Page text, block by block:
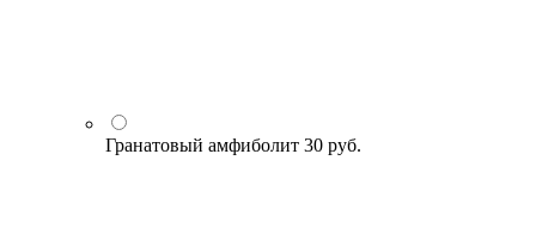
Гранатовый амфиболит 30 руб.